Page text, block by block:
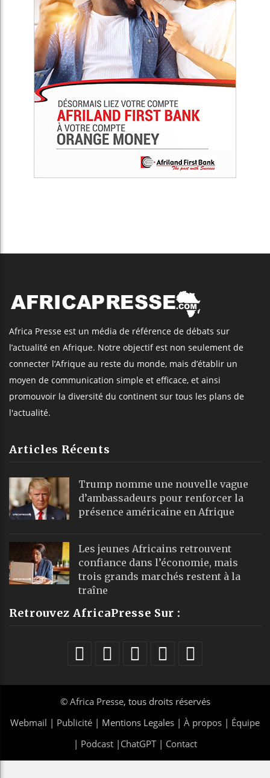
Africa Presse est un média de référence de débats sur
l’actualité en Afrique. Notre objectif est non seulement de
connecter l’Afrique au reste du monde, mais d’établir un
moyen de communication simple et efficace, et ainsi
promouvoir la diversité du continent sur tous les plans de
l'actualité.
Articles Récents
Trump nomme une nouvelle vague
d’ambassadeurs pour renforcer la
présence américaine en Afrique
Les jeunes Africains retrouvent
confiance dans l’économie, mais
trois grands marchés restent à la
traîne
Retrouvez AfricaPresse Sur :
© Africa Presse, tous droits réservés
Webmail | Publicité | Mentions Legales | À propos | Équipe
| Podcast| ChatGPT| Contact